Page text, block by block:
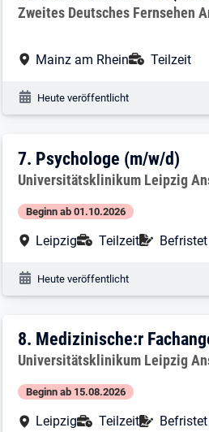
Arbeitgeber:
Zweites Deutsches Fernsehen
Arbeitsort:
Mainz am Rhein Teilzeit
Veröffentlichungsdatum:
Heute veröffentlicht
7. Ergebnis:
7. Psychologe (m/w/d)
Arbeitgeber:
Universitätsklinikum Leipzig
Beginn ab 01.10.2026
Arbeitsort:
Leipzig Anstellungsart:
Teilzeit
Veröffentlichungsdatum:
Heute veröffentlicht
8. Ergebnis:
8. Medizinische:r
Arbeitgeber:
Universitätsklinikum Leipzig
Beginn ab 15.08.2026
Arbeitsort:
Leipzig Anstellungsart:
Teilzeit